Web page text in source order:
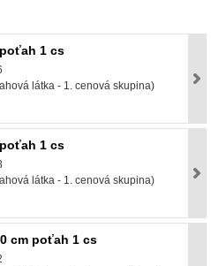
1 cs
látka - 1. cenová skupina)
1 cs
látka - 1. cenová skupina)
cm poťah 1 cs